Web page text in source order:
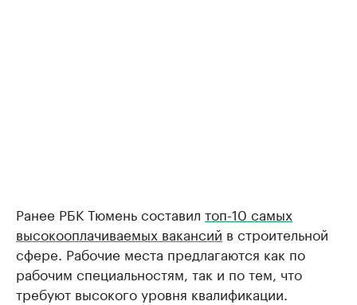
Ранее РБК Тюмень составил топ-10 самых
высокооплачиваемых вакансий в строительной
сфере. Рабочие места предлагаются как по
рабочим специальностям, так и по тем, что
требуют высокого уровня квалификации.